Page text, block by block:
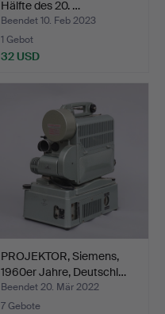
Hälfte des 20. …
Beendet 10. Feb 2023
1 Gebot
32 USD
PROJEKTOR, Siemens,
1960er Jahre, Deutschl…
Beendet 20. Mär 2022
7 Gebote